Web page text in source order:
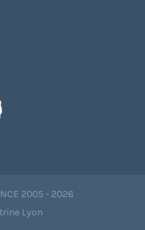
2005 - 2026
Lyon